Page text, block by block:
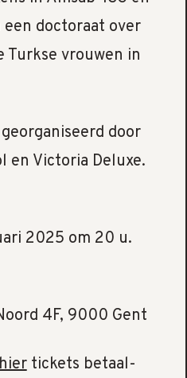
doctoraat over
Turkse vrouwen in
door
en Victoria Deluxe.
2025 om 20 u.
4F, 9000 Gent
tickets betaal-